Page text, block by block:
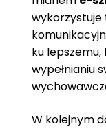
ku
wypełnianiu
W kolejnym